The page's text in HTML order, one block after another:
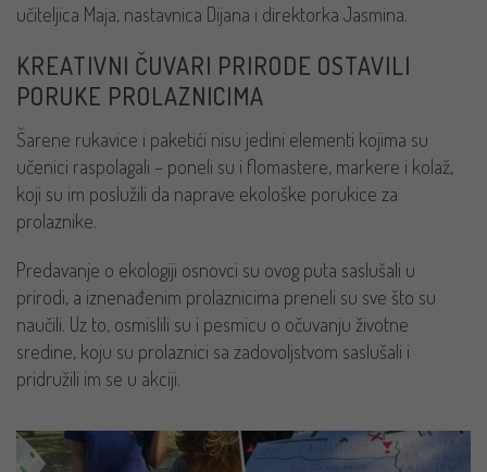
učiteljica Maja, nastavnica Dijana i direktorka Jasmina.
KREATIVNI ČUVARI PRIRODE OSTAVILI
PORUKE PROLAZNICIMA
Šarene rukavice i paketići nisu jedini elementi kojima su
učenici raspolagali – poneli su i flomastere, markere i kolaž,
koji su im poslužili da naprave ekološke porukice za
prolaznike.
Predavanje o ekologiji osnovci su ovog puta saslušali u
prirodi, a iznenađenim prolaznicima preneli su sve što su
naučili. Uz to, osmislili su i pesmicu o očuvanju životne
sredine, koju su prolaznici sa zadovoljstvom saslušali i
pridružili im se u akciji.